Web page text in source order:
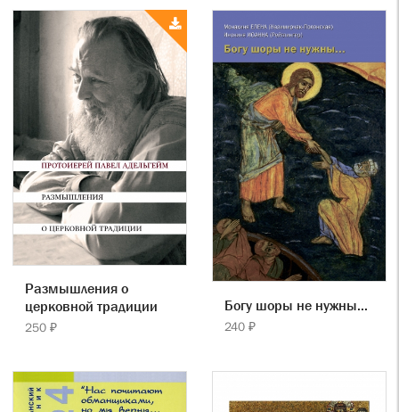
Размышления о
церковной традиции
250 ₽
Богу шоры не нужны...
240 ₽